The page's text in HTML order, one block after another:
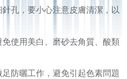
孔，要小心注意皮膚清潔，以
使用美白、磨砂去角質、酸類
防曬工作，避免引起色素問題